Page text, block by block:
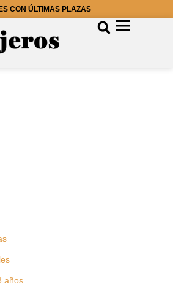
CON ÚLTIMAS PLAZAS
años